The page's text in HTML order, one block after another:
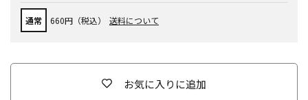
通常 660円（税込） 送料について
お気に入りに追加